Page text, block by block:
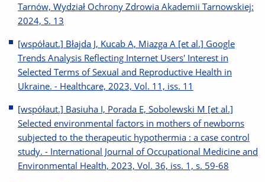
Tarnów, Wydział Ochrony Zdrowia Akademii Tarnowskiej:
2024, S. 13
[współaut.] Błajda J, Kucab A, Miazga A [et al.] Google
Trends Analysis Reflecting Internet Users' Interest in
Selected Terms of Sexual and Reproductive Health in
Ukraine. - Healthcare, 2023, Vol. 11, iss. 11
[współaut.] Basiuha I, Porada E, Sobolewski M [et al.]
Selected environmental factors in mothers of newborns
subjected to the therapeutic hypothermia : a case control
study. - International Journal of Occupational Medicine and
Environmental Health, 2023, Vol. 36, iss. 1, s. 59-68